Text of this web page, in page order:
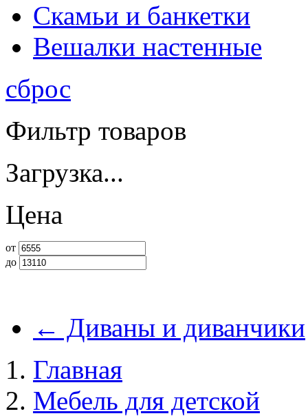
Скамьи и банкетки
Вешалки настенные
сброс
Фильтр товаров
Загрузка...
Цена
от
до
← Диваны и диванчики
Главная
Мебель для детской